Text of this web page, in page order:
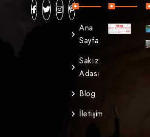
Ana
Sayfa
Sakız
Adası
Blog
İletişim